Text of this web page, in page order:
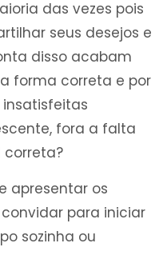
das vezes pois
seus desejos e
disso acabam
forma correta e por
fora a falta
apresentar os
para iniciar
sozinha ou